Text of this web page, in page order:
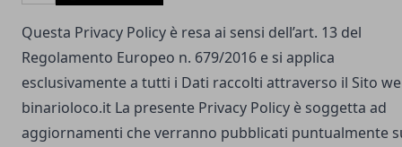
Questa Privacy Policy è resa ai sensi dell’art. 13 del
Regolamento Europeo n. 679/2016 e si applica
esclusivamente a tutti i Dati raccolti attraverso il Sito
binarioloco.it La presente Privacy Policy è soggetta ad
aggiornamenti che verranno pubblicati puntualmente